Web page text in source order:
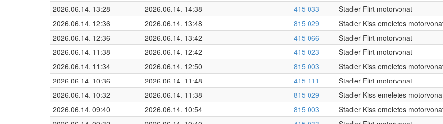
2026.06.14. 13:28
2026.06.14. 14:38 415 033
Stadler Flirt motorvonat
2026.06.14. 12:36
2026.06.14. 13:48 815 029
Stadler Kiss emeletes
2026.06.14. 12:36
2026.06.14. 13:42 415 066
Stadler Flirt motorvonat
2026.06.14. 11:38
2026.06.14. 12:42 415 023
Stadler Flirt motorvonat
2026.06.14. 11:34
2026.06.14. 12:50 815 003
Stadler Kiss emeletes
2026.06.14. 10:36
2026.06.14. 11:48 415 111
Stadler Flirt motorvonat
2026.06.14. 10:32
2026.06.14. 11:38 815 029
Stadler Kiss emeletes
2026.06.14. 09:40
2026.06.14. 10:54 815 003
Stadler Kiss emeletes